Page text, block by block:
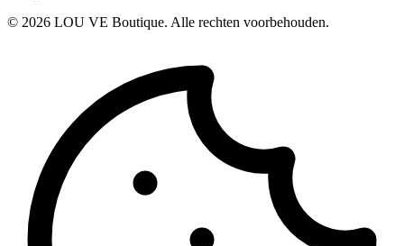
© 2026 LOU VE Boutique. Alle rechten voorbehouden.